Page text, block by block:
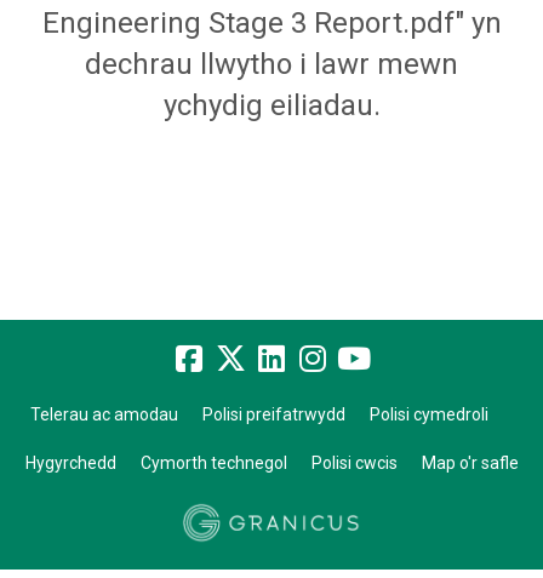
Engineering Stage 3 Report.pdf" yn
dechrau llwytho i lawr mewn
ychydig eiliadau.
Telerau ac amodau Polisi preifatrwydd Polisi cymedroli
Hygyrchedd Cymorth technegol Polisi cwcis Map o'r safle